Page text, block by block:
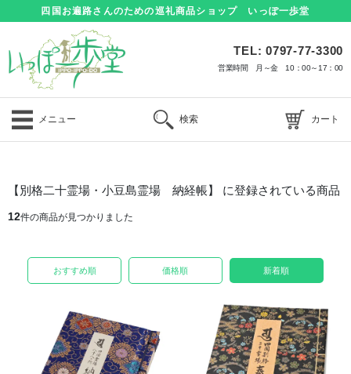
四国お遍路さんのための巡礼商品ショップ いっぽ一歩堂
TEL: 0797-77-3300
営業時間 月～金 10：00～17：00
メニュー 検索 カート
【別格二十霊場・小豆島霊場 納経帳】 に登録されている商品
12件の商品が見つかりました
おすすめ順 価格順 新着順